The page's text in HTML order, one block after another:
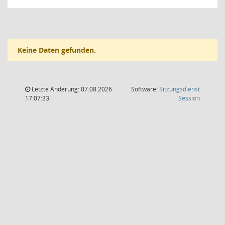
Keine Daten gefunden.
Letzte Änderung: 07.08.2026
17:07:33
Software:Sitzungsdienst
Session(Wird in